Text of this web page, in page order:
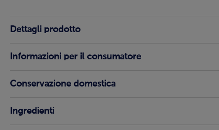
Dettagli prodotto
Informazioni per il consumatore
Conservazione domestica
Ingredienti